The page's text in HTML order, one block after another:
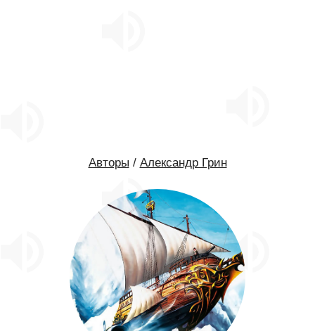
Авторы / Александр Грин